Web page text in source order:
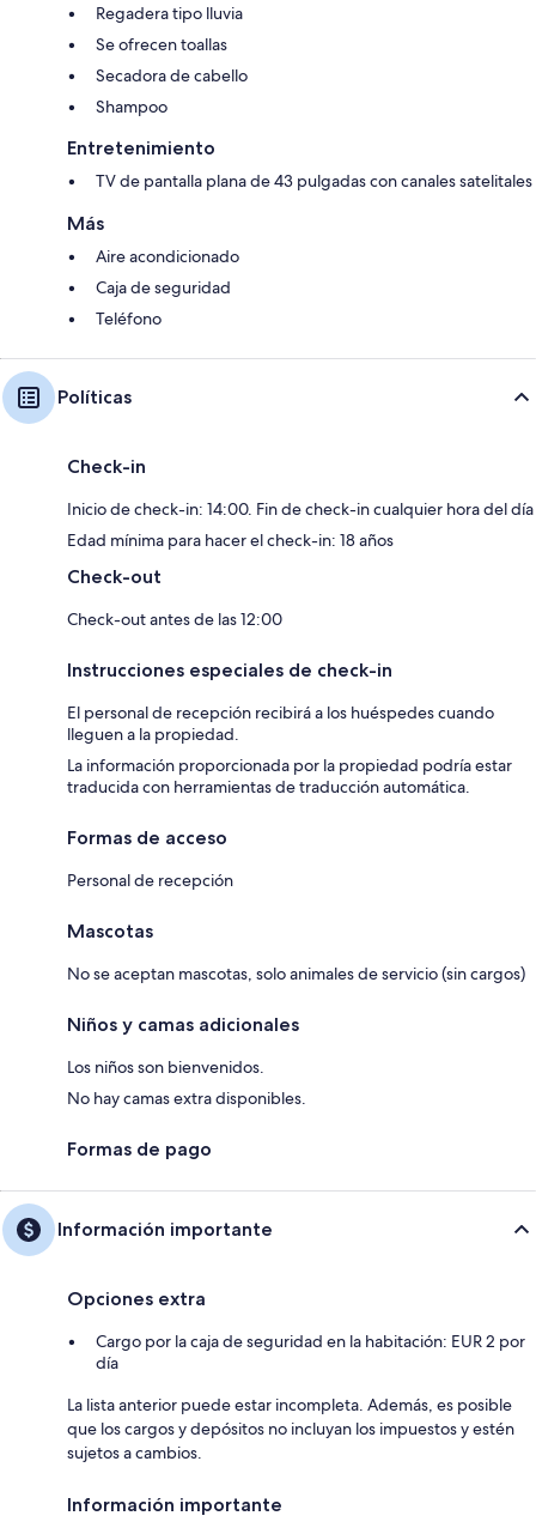
Regadera tipo lluvia
Se ofrecen toallas
Secadora de cabello
Shampoo
Entretenimiento
TV de pantalla plana de 43 pulgadas con canales satelitales
Más
Aire acondicionado
Caja de seguridad
Teléfono
Políticas
Check-in
Inicio de check-in: 14:00. Fin de check-in cualquier hora del día
Edad mínima para hacer el check-in: 18 años
Check-out
Check-out antes de las 12:00
Instrucciones especiales de check-in
El personal de recepción recibirá a los huéspedes cuando
lleguen a la propiedad.
La información proporcionada por la propiedad podría estar
traducida con herramientas de traducción automática.
Formas de acceso
Personal de recepción
Mascotas
No se aceptan mascotas, solo animales de servicio (sin cargos)
Niños y camas adicionales
Los niños son bienvenidos.
No hay camas extra disponibles.
Formas de pago
Información importante
Opciones extra
Cargo por la caja de seguridad en la habitación: EUR 2 por
día
La lista anterior puede estar incompleta. Además, es posible
que los cargos y depósitos no incluyan los impuestos y estén
sujetos a cambios.
Información importante